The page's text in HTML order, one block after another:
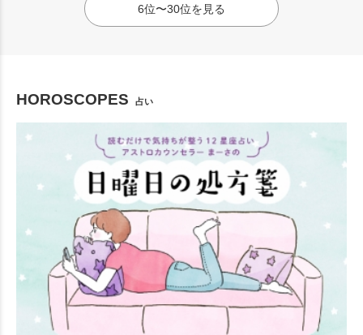
6位〜30位を見る
HOROSCOPES 占い